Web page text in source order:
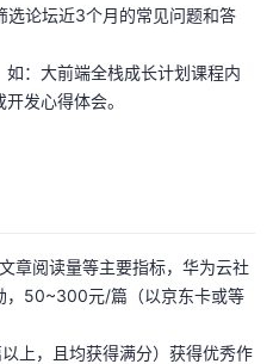
选论坛近3个月的常见问题和答
：大前端全栈成长计划课程内
发心得体会。
章阅读量等主要指标，华为云社
，50~300元/篇（以京东卡或等
上，且均获得满分）获得优秀作